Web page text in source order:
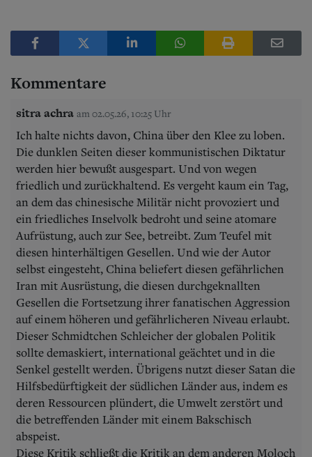
Kommentare
sitra achra am 02.05.26, 10:25 Uhr
Ich halte nichts davon, China über den Klee zu loben.
Die dunklen Seiten dieser kommunistischen Diktatur
werden hier bewußt ausgespart. Und von wegen
friedlich und zurückhaltend. Es vergeht kaum ein Tag,
an dem das chinesische Militär nicht provoziert und
ein friedliches Inselvolk bedroht und seine atomare
Aufrüstung, auch zur See, betreibt. Zum Teufel mit
diesen hinterhältigen Gesellen. Und wie der Autor
selbst eingesteht, China beliefert diesen gefährlichen
Iran mit Ausrüstung, die diesen durchgeknallten
Gesellen die Fortsetzung ihrer fanatischen Aggression
auf einem höheren und gefährlicheren Niveau erlaubt.
Dieser Schmidtchen Schleicher der globalen Politik
sollte demaskiert, international geächtet und in die
Senkel gestellt werden. Übrigens nutzt dieser Satan die
Hilfsbedürftigkeit der südlichen Länder aus, indem es
deren Ressourcen plündert, die Umwelt zerstört und
die betreffenden Länder mit einem Bakschisch
abspeist.
Diese Kritik schließt die Kritik an dem anderen Moloch